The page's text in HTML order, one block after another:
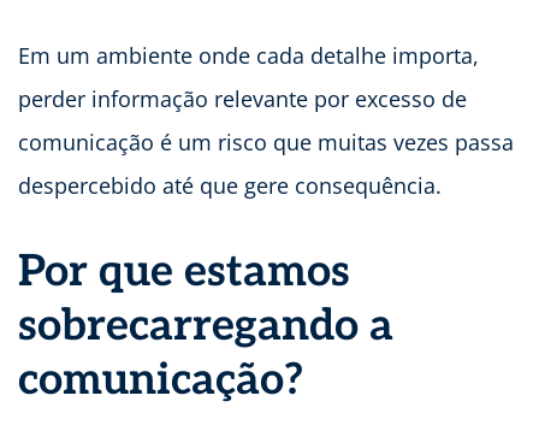
Em um ambiente onde cada detalhe importa,
perder informação relevante por excesso de
comunicação é um risco que muitas vezes passa
despercebido até que gere consequência.
Por que estamos
sobrecarregando a
comunicação?